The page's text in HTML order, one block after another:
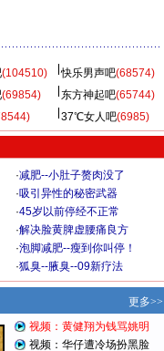
(104510) 快乐男声吧(68574)
(69854) 东方神起吧(65744)
37℃女人吧(6985)
·减肥--小肚子赘肉没了
·吸引异性的秘密武器
·45岁以前停经不正常
·解决脸黄脾虚腰痛良方
·泡脚减肥--瘦到你叫停！
·狐臭--腋臭--09新疗法